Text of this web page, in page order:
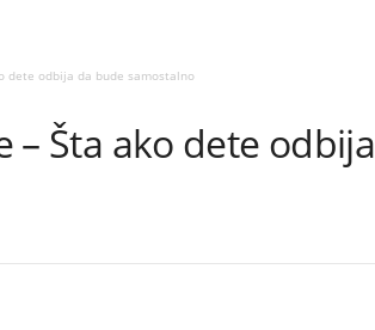
dete odbija da bude samostalno
– Šta ako dete odbija